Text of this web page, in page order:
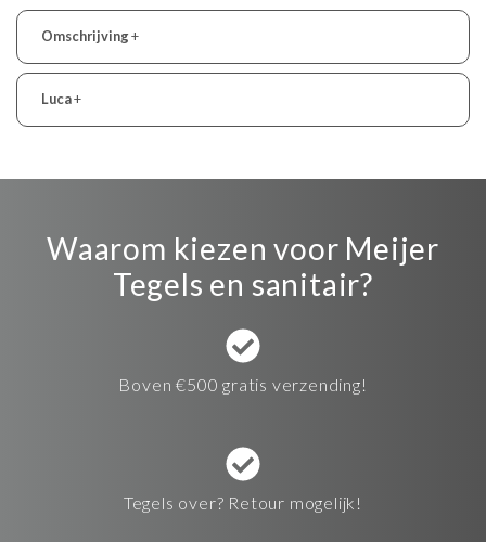
Omschrijving+
Luca+
Waarom kiezen voor Meijer
Tegels en sanitair?
Boven €500 gratis verzending!
Tegels over? Retour mogelijk!